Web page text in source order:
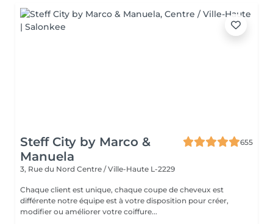
Steff City by Marco &
Manuela
655
3, Rue du Nord Centre / Ville-Haute L-2229
Chaque client est unique, chaque coupe de cheveux est
différente notre équipe est à votre disposition pour créer,
modifier ou améliorer votre coiffure...